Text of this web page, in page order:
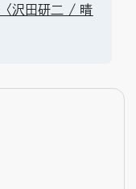
〈沢田研二 / 晴